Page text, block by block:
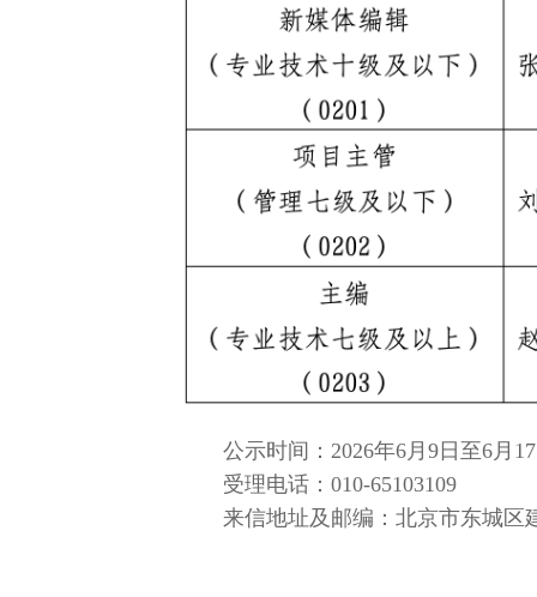
公示时间：2026年6月9日至6月
受理电话：010-65103109
来信地址及邮编：北京市东城区
王卓伦：战地没有“玫瑰”，只有使命 守数字山河，